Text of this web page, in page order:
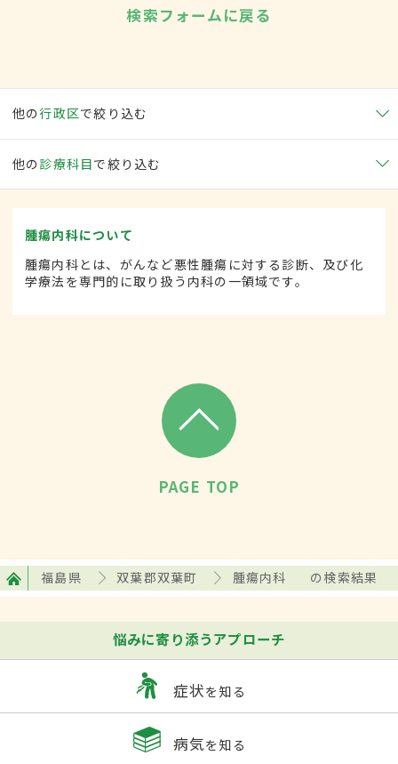
検索フォームに戻る
他の行政区で絞り込む
他の 診療科目で絞り込む
腫瘍内科について
腫瘍内科とは、がんなど悪性腫瘍に対する診断、及び化
学療法を専門的に取り扱う内科の一領域です。
PAGE TOP
福島県 双葉郡双葉町 腫瘍内科 の検索結果
悩みに寄り添うアプローチ
症状を知る
病気を知る